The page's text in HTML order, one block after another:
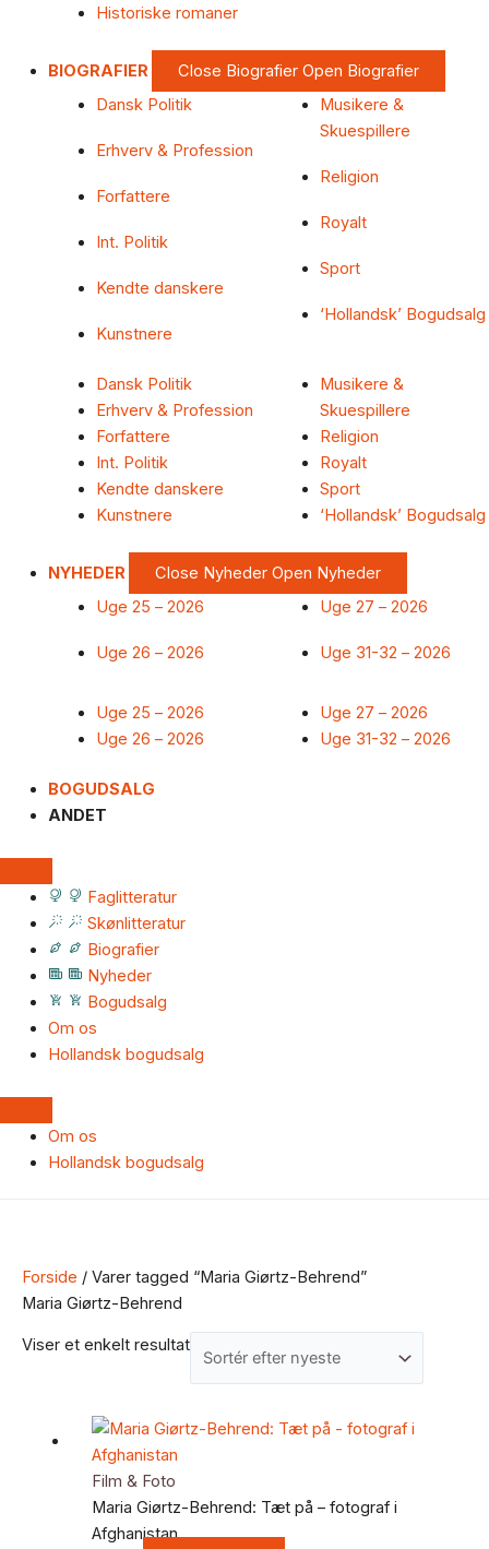
Historiske romaner
BIOGRAFIER Close Biografier Open Biografier
Dansk Politik
Erhverv & Profession
Forfattere
Int. Politik
Kendte danskere
Kunstnere
Musikere &
Skuespillere
Religion
Royalt
Sport
‘Hollandsk’ Bogudsalg
Dansk Politik
Erhverv & Profession
Forfattere
Int. Politik
Kendte danskere
Kunstnere
Musikere &
Skuespillere
Religion
Royalt
Sport
‘Hollandsk’ Bogudsalg
NYHEDER Close Nyheder Open Nyheder
Uge 25 – 2026
Uge 26 – 2026
Uge 27 – 2026
Uge 31-32 – 2026
Uge 25 – 2026
Uge 26 – 2026
Uge 27 – 2026
Uge 31-32 – 2026
BOGUDSALG
ANDET
Faglitteratur
Skønlitteratur
Biografier
Nyheder
Bogudsalg
Om os
Hollandsk bogudsalg
Om os
Hollandsk bogudsalg
Forside / Varer tagged “Maria Giørtz-Behrend”
Maria Giørtz-Behrend
Viser et enkelt resultat
Film & Foto
Maria Giørtz-Behrend: Tæt på – fotograf i
Afghanistan